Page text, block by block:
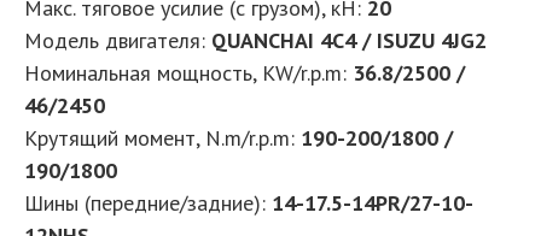
Макс. тяговое усилие (с грузом), кН: 20
Модель двигателя: QUANCHAI 4C4 / ISUZU 4JG2
Номинальная мощность, KW/r.p.m: 36.8/2500 /
46/2450
Крутящий момент, N.m/r.p.m: 190-200/1800 /
190/1800
Шины (передние/задние): 14-17.5-14PR/27-10-